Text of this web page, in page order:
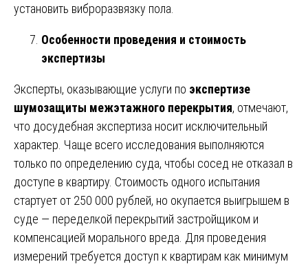
установить виброразвязку пола.
Особенности проведения и стоимость
экспертизы
Эксперты, оказывающие услуги по экспертизе
шумозащиты межэтажного перекрытия, отмечают,
что досудебная экспертиза носит исключительный
характер. Чаще всего исследования выполняются
только по определению суда, чтобы сосед не отказал в
доступе в квартиру. Стоимость одного испытания
стартует от 250 000 рублей, но окупается выигрышем в
суде — переделкой перекрытий застройщиком и
компенсацией морального вреда. Для проведения
измерений требуется доступ к квартирам как минимум